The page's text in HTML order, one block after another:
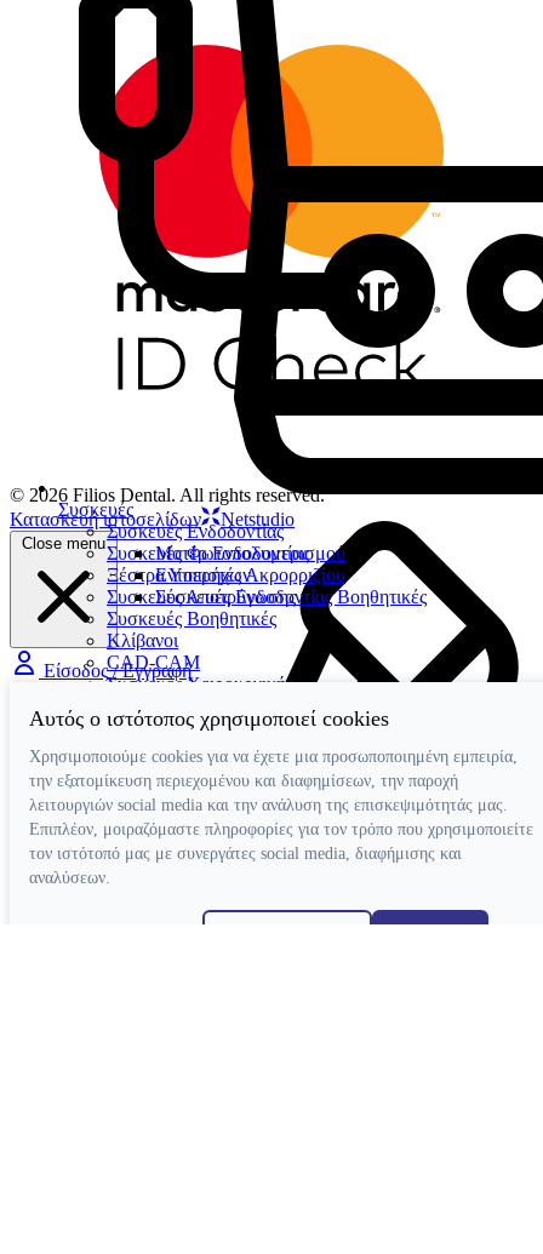
Συσκευές
Συσκευές Ενδοδοντίας
Μοτέρ Ενδοδοντίας
Εντοπιστές Ακρορριζίου
Συσκευές Ενδοδοντίας Βοηθητικές
Συσκευές Φωτοπολυμερισμού
Ξέστρα Υπερήχων
Συσκευές Αποτρύγωσης
Συσκευές Βοηθητικές
Κλίβανοι
CAD-CAM
Συσκευές Χειρουργικής
© 2026 Filios Dental. All rights reserved.
Κατασκευή ιστοσελίδων
Netstudio
Close menu
Είσοδος / Εγγραφή
Αυτός ο ιστότοπος χρησιμοποιεί cookies
Χρησιμοποιούμε cookies για να έχετε μια προσωποποιημένη εμπειρία,
την εξατομίκευση περιεχομένου και διαφημίσεων, την παροχή
λειτουργιών social media και την ανάλυση της επισκεψιμότητάς μας.
Επιπλέον, μοιραζόμαστε πληροφορίες για τον τρόπο που χρησιμοποιείτε
τον ιστότοπό μας με συνεργάτες social media, διαφήμισης και
αναλύσεων.